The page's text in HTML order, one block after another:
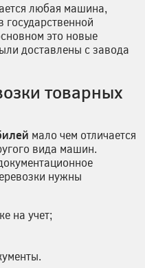
любая машина,
государственной
это новые
доставлены с завода
товарных
мало чем отличается
вида машин.
нужны
на учет;